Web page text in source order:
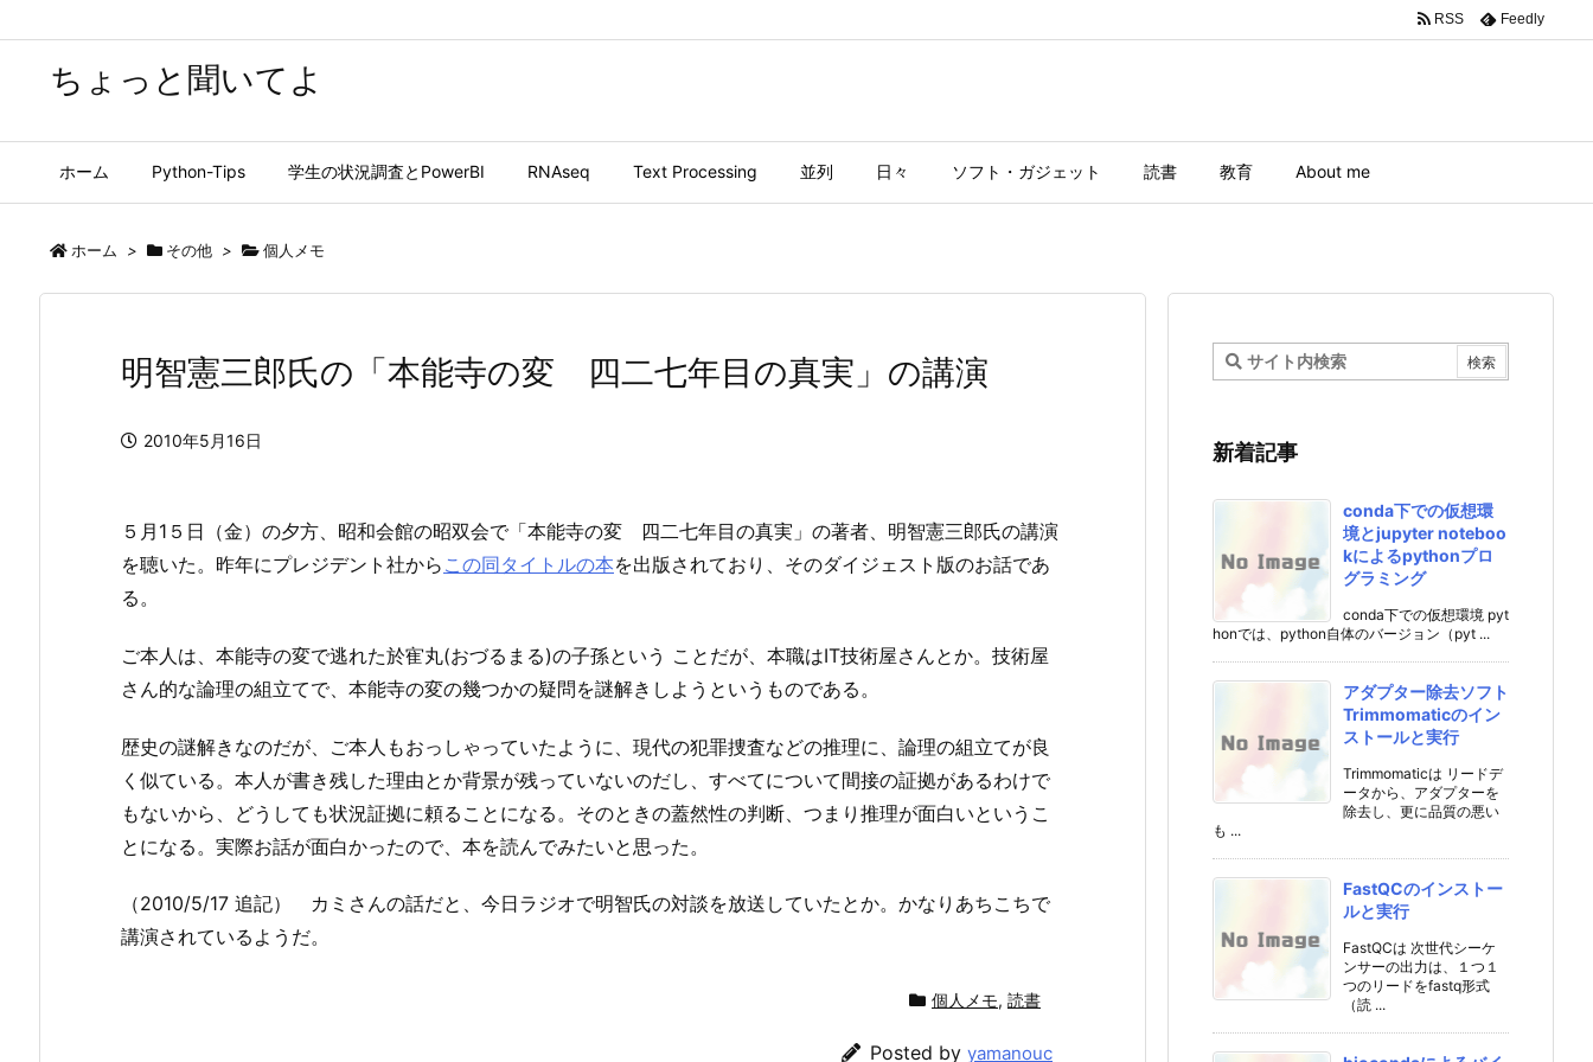
ちょっと聞いてよ
ホーム Python-Tips 学生の状況調査とPowerBI RNAseq Text Processing 並列 日々 ソフト・ガジェット 読書 教育 About me
RSS Feedly
ホーム > その他 > 個人メモ
明智憲三郎氏の「本能寺の変 四二七年目の真実」の講演
2010年5月16日
５月1５日（金）の夕方、昭和会館の昭双会で「本能寺の変 四二七年目の真実」の著者、明智憲三郎氏の講演
を聴いた。昨年にプレジデント社から この同タイトルの本を出版されており、そのダイジェスト版のお話であ
る。
ご本人は、本能寺の変で逃れた於寉丸(おづるまる)の子孫という ことだが、本職はIT技術屋さんとか。技術屋
さん的な論理の組立てで、本能寺の変の幾つかの疑問を謎解きしようというものである。
歴史の謎解きなのだが、ご本人もおっしゃっていたように、現代の犯罪捜査などの推理に、論理の組立てが良
く似ている。本人が書き残した理由とか背景が残っていないのだし、すべてについて間接の証拠があるわけで
もないから、どうしても状況証拠に頼ることになる。そのときの蓋然性の判断、つまり推理が面白いというこ
とになる。実際お話が面白かったので、本を読んでみたいと思った。
（2010/5/17 追記） カミさんの話だと、今日ラジオで明智氏の対談を放送していたとか。かなりあちこちで
講演されているようだ。
個人メモ, 読書
Posted by yamanouc
新着記事
conda下での仮想環
境とjupyter noteboo
kによるpythonプロ
グラミング
conda下での仮想環境 pyt
honでは、python自体のバージョン（pyt ...
アダプター除去ソフト
Trimmomaticのイン
ストールと実行
Trimmomaticは リードデ
ータから、アダプターを
除去し、更に品質の悪い
も ...
FastQCのインストー
ルと実行
FastQCは 次世代シーケ
ンサーの出力は、１つ１
つのリードをfastq形式
（読 ...